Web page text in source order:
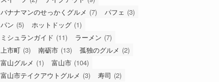
バナナマンのせっかくグルメ (7) パフェ (3)
パン (5) ホットドッグ (1)
ミシュランガイド (11) ラーメン (7)
上市町 (3) 南砺市 (13) 孤独のグルメ (2)
富山グルメ (1) 富山市 (104)
富山市テイクアウトグルメ (3) 寿司 (2)